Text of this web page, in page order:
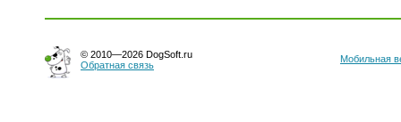
© 2010—2026 DogSoft.ru
Обратная связь
Мобильная